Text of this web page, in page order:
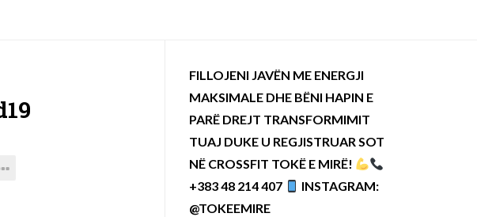
FILLOJENI JAVËN ME ENERGJI
MAKSIMALE DHE BËNI HAPIN E
PARË DREJT TRANSFORMIMIT
TUAJ DUKE U REGJISTRUAR SOT
NË CROSSFIT TOKË E MIRË!
+383 48 214 407
INSTAGRAM:
@TOKEEMIRE